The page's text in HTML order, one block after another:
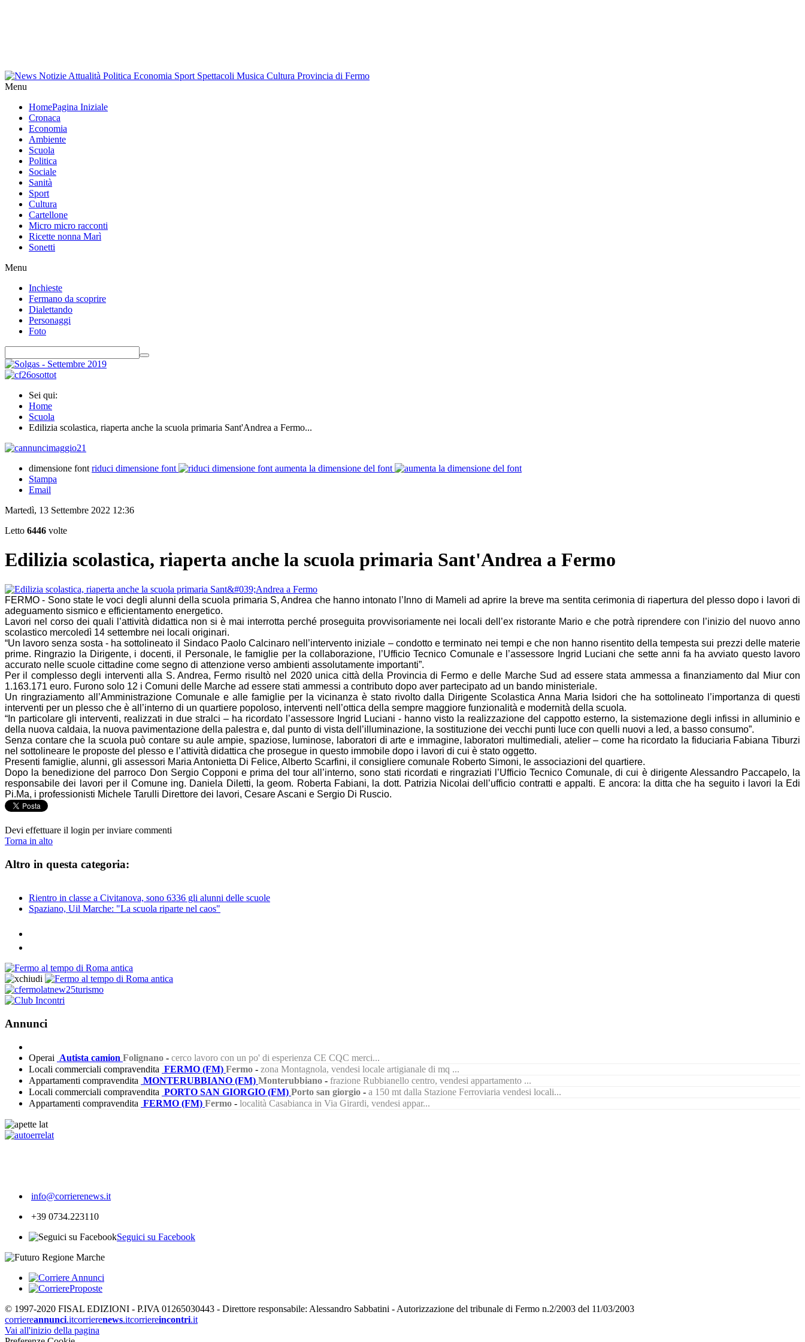
Menu
HomePagina Iniziale
Cronaca
Economia
Ambiente
Scuola
Politica
Sociale
Sanità
Sport
Cultura
Cartellone
Micro micro racconti
Ricette nonna Marì
Sonetti
Menu
Inchieste
Fermano da scoprire
Dialettando
Personaggi
Foto
Sei qui:
Home
Scuola
Edilizia scolastica, riaperta anche la scuola primaria Sant'Andrea a Fermo...
dimensione font riduci dimensione font
aumenta la dimensione del font
Stampa
Email
Martedì, 13 Settembre 2022 12:36
Letto 6446 volte
Edilizia scolastica, riaperta anche la scuola primaria Sant'Andrea a Fermo
FERMO - Sono state le voci degli alunni della scuola primaria S, Andrea che hanno intonato l’Inno di Mameli ad aprire la breve ma sentita cerimonia di riapertura del plesso dopo i lavori di
adeguamento sismico e efficientamento energetico.
Lavori nel corso dei quali l’attività didattica non si è mai interrotta perché proseguita provvisoriamente nei locali dell’ex ristorante Mario e che potrà riprendere con l’inizio del nuovo anno
scolastico mercoledì 14 settembre nei locali originari.
“Un lavoro senza sosta - ha sottolineato il Sindaco Paolo Calcinaro nell’intervento iniziale – condotto e terminato nei tempi e che non hanno risentito della tempesta sui prezzi delle materie
prime. Ringrazio la Dirigente, i docenti, il Personale, le famiglie per la collaborazione, l’Ufficio Tecnico Comunale e l’assessore Ingrid Luciani che sette anni fa ha avviato questo lavoro
accurato nelle scuole cittadine come segno di attenzione verso ambienti assolutamente importanti”.
Per il complesso degli interventi alla S. Andrea, Fermo risultò nel 2020 unica città della Provincia di Fermo e delle Marche Sud ad essere stata ammessa a finanziamento dal Miur con
1.163.171 euro. Furono solo 12 i Comuni delle Marche ad essere stati ammessi a contributo dopo aver partecipato ad un bando ministeriale.
Un ringraziamento all’Amministrazione Comunale e alle famiglie per la vicinanza è stato rivolto dalla Dirigente Scolastica Anna Maria Isidori che ha sottolineato l’importanza di questi
interventi per un plesso che è all’interno di un quartiere popoloso, interventi nell’ottica della sempre maggiore funzionalità e modernità della scuola.
“In particolare gli interventi, realizzati in due stralci – ha ricordato l’assessore Ingrid Luciani - hanno visto la realizzazione del cappotto esterno, la sistemazione degli infissi in alluminio e
della nuova caldaia, la nuova pavimentazione della palestra e, dal punto di vista dell’illuminazione, la sostituzione dei vecchi punti luce con quelli nuovi a led, a basso consumo”.
Senza contare che la scuola può contare su aule ampie, spaziose, luminose, laboratori di arte e immagine, laboratori multimediali, atelier – come ha ricordato la fiduciaria Fabiana Tiburzi
nel sottolineare le proposte del plesso e l’attività didattica che prosegue in questo immobile dopo i lavori di cui è stato oggetto.
Presenti famiglie, alunni, gli assessori Maria Antonietta Di Felice, Alberto Scarfini, il consigliere comunale Roberto Simoni, le associazioni del quartiere.
Dopo la benedizione del parroco Don Sergio Copponi e prima del tour all’interno, sono stati ricordati e ringraziati l’Ufficio Tecnico Comunale, di cui è dirigente Alessandro Paccapelo, la
responsabile dei lavori per il Comune ing. Daniela Diletti, la geom. Roberta Fabiani, la dott. Patrizia Nicolai dell’ufficio contratti e appalti. E ancora: la ditta che ha seguito i lavori la Edi
Pi.Ma, i professionisti Michele Tarulli Direttore dei lavori, Cesare Ascani e Sergio Di Ruscio.
Devi effettuare il login per inviare commenti
Torna in alto
Altro in questa categoria:
Rientro in classe a Civitanova, sono 6336 gli alunni delle scuole
Spaziano, Uil Marche: "La scuola riparte nel caos"
Annunci
Operai Autista camion Folignano - cerco lavoro con un po' di esperienza CE CQC merci...
Locali commerciali compravendita FERMO (FM) Fermo - zona Montagnola, vendesi locale artigianale di mq ...
Appartamenti compravendita MONTERUBBIANO (FM) Monterubbiano - frazione Rubbianello centro, vendesi appartamento ...
Locali commerciali compravendita PORTO SAN GIORGIO (FM) Porto san giorgio - a 150 mt dalla Stazione Ferroviaria vendesi locali...
Appartamenti compravendita FERMO (FM) Fermo - località Casabianca in Via Girardi, vendesi appar...
info@corrierenews.it
+39 0734.223110
Seguici su Facebook
© 1997-2020 FISAL EDIZIONI - P.IVA 01265030443 - Direttore responsabile: Alessandro Sabbatini - Autorizzazione del tribunale di Fermo n.2/2003 del 11/03/2003
corriereannunci.itcorrierenews.itcorriereincontri.it
Vai all'inizio della pagina